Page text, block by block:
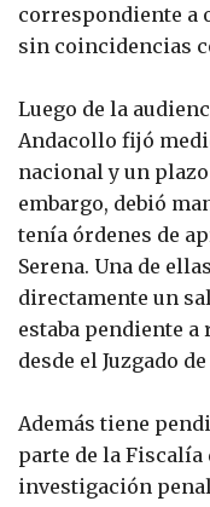
correspondiente a
sin coincidencias
Luego de la
Andacollo fijó
nacional y un
embargo, debió
tenía órdenes de
Serena. Una de
directamente un
estaba pendiente a
desde el Juzgado
Además tiene
parte de la Fiscalía
investigación